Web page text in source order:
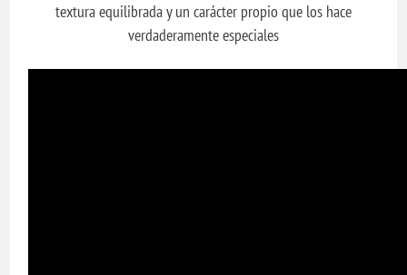
textura equilibrada y un carácter propio que los hace
verdaderamente especiales